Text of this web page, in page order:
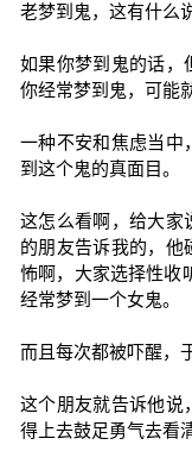
老梦到鬼，这有什么
如果你梦到鬼的话，
你经常梦到鬼，可能
一种不安和焦虑当中
到这个鬼的真面目。
这怎么看啊，给大家
的朋友告诉我的，他
怖啊，大家选择性收
经常梦到一个女鬼。
而且每次都被吓醒，
这个朋友就告诉他说
得上去鼓足勇气去看